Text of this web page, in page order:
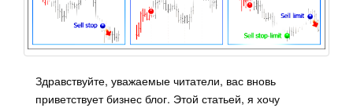
Здравствуйте, уважаемые читатели, вас вновь
приветствует бизнес блог. Этой статьей, я хочу